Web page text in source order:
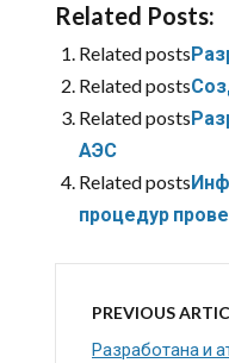
Related Posts:
Related posts
Related posts
Related posts
АЭС
Related posts
процедур
PREVIOUS
Разработана и